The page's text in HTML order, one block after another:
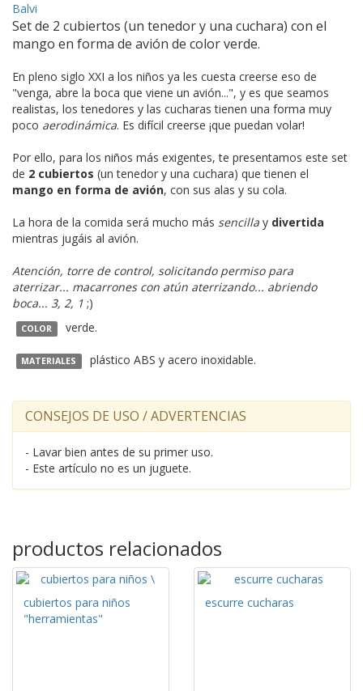
Balvi
Set de 2 cubiertos (un tenedor y una cuchara) con el
mango en forma de avión de color verde.
En pleno siglo XXI a los niños ya les cuesta creerse eso de
"venga, abre la boca que viene un avión...", y es que seamos
realistas, los tenedores y las cucharas tienen una forma muy
poco aerodinámica. Es difícil creerse ¡que puedan volar!
Por ello, para los niños más exigentes, te presentamos este set
de 2 cubiertos (un tenedor y una cuchara) que tienen el
mango en forma de avión, con sus alas y su cola.
La hora de la comida será mucho más sencilla y divertida
mientras jugáis al avión.
Atención, torre de control, solicitando permiso para
aterrizar... macarrones con atún aterrizando... abriendo
boca... 3, 2, 1 ;)
COLOR verde.
MATERIALES plástico ABS y acero inoxidable.
CONSEJOS DE USO / ADVERTENCIAS
- Lavar bien antes de su primer uso.
- Este artículo no es un juguete.
productos relacionados
cubiertos para niños
"herramientas"
escurre cucharas